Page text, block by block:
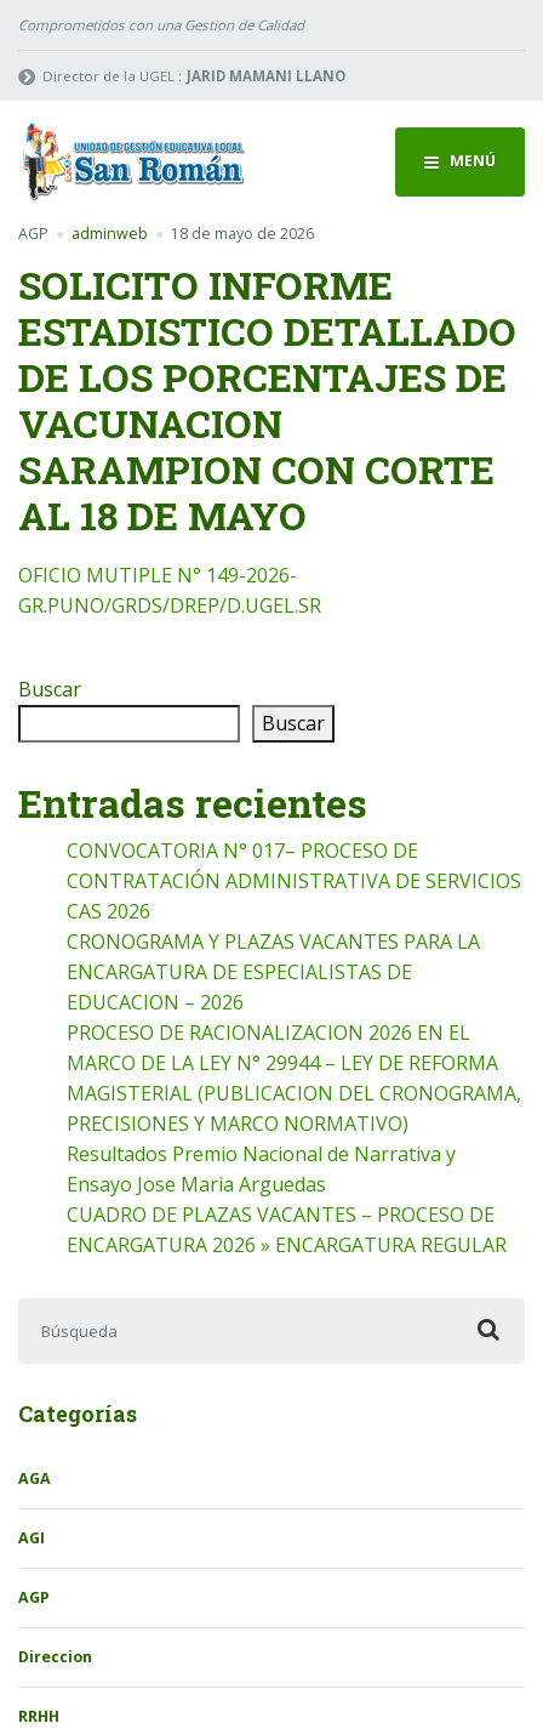
Comprometidos con una Gestion de Calidad
Director de la UGEL : JARID MAMANI LLANO
MENÚ
AGP adminweb 18 de mayo de 2026
SOLICITO INFORME
ESTADISTICO DETALLADO
DE LOS PORCENTAJES DE
VACUNACION
SARAMPION CON CORTE
AL 18 DE MAYO
OFICIO MUTIPLE N° 149-2026-
GR.PUNO/GRDS/DREP/D.UGEL.SR
Buscar
Buscar
Entradas recientes
CONVOCATORIA N° 017– PROCESO DE
CONTRATACIÓN ADMINISTRATIVA DE SERVICIOS
CAS 2026
CRONOGRAMA Y PLAZAS VACANTES PARA LA
ENCARGATURA DE ESPECIALISTAS DE
EDUCACION – 2026
PROCESO DE RACIONALIZACION 2026 EN EL
MARCO DE LA LEY N° 29944 – LEY DE REFORMA
MAGISTERIAL (PUBLICACION DEL CRONOGRAMA,
PRECISIONES Y MARCO NORMATIVO)
Resultados Premio Nacional de Narrativa y
Ensayo Jose Maria Arguedas
CUADRO DE PLAZAS VACANTES – PROCESO DE
ENCARGATURA 2026 » ENCARGATURA REGULAR
Categorías
AGA
AGI
AGP
Direccion
RRHH